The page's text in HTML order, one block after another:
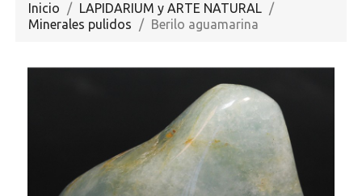
Inicio
LAPIDARIUM y ARTE NATURAL
Minerales pulidos
Berilo aguamarina